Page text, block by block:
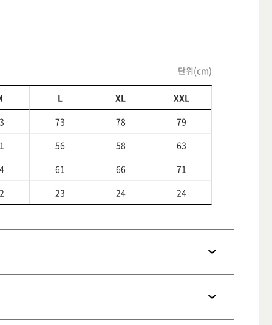
단위(cm)
L XL
XXL
73 78
79
56 58
63
61 66
71
23 24 24